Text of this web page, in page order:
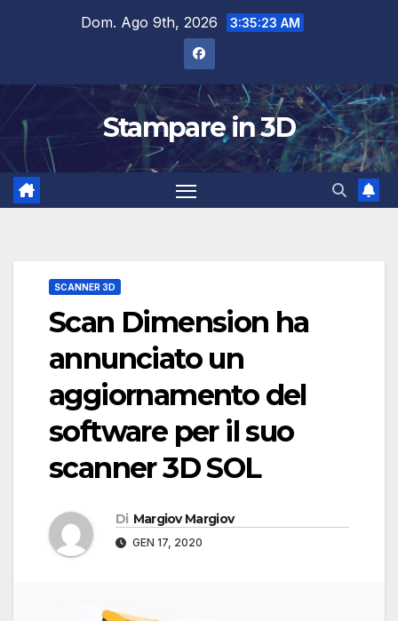
Dom. Ago 9th, 2026 3:35:23 AM
Stampare in 3D
SCANNER 3D
Scan Dimension ha
annunciato un
aggiornamento del
software per il suo
scanner 3D SOL
Di Margiov Margiov
GEN 17, 2020